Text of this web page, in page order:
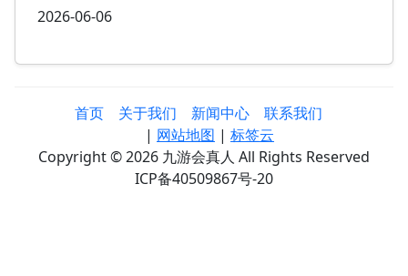
2026-06-06
首页 关于我们 新闻中心
联系我们
| 网站地图 | 标签云
Copyright © 2026 九游会真人 All Rights Reserved
ICP备40509867号-20